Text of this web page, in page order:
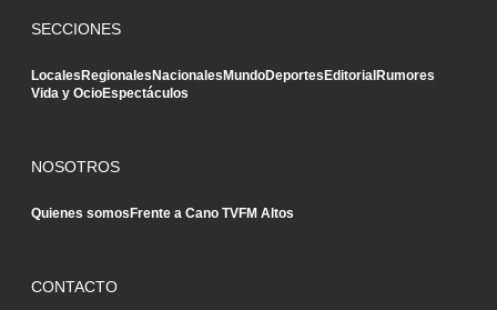
SECCIONES
LocalesRegionalesNacionalesMundoDeportesEditorialRumores
Vida y OcioEspectáculos
NOSOTROS
Quienes somosFrente a Cano TVFM Altos
CONTACTO